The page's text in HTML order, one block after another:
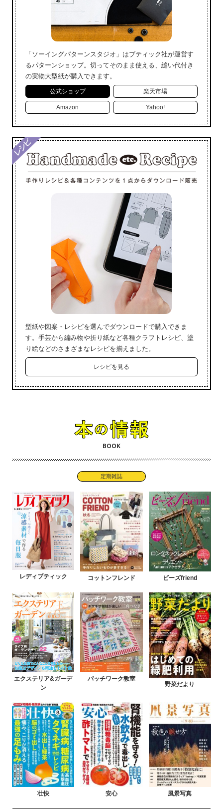
「ソーイングパターンスタジオ」はブティック社が運営す
るパターンショップ。切ってそのまま使える、縫い代付き
の実物大型紙が購入できます。
公式ショップ 楽天市場
Amazon Yahoo!
型紙や図案・レシピを選んでダウンロードで購入できま
す。手芸から編み物や折り紙など各種クラフトレシピ、塗
り絵などのさまざまなレシピを揃えました。
レシピを見る
BOOK
定期雑誌
レディブティック コットンフレンド ビーズfriend
エクステリア&ガーデ
ン
パッチワーク教室
野菜だより
壮快 安心 風景写真